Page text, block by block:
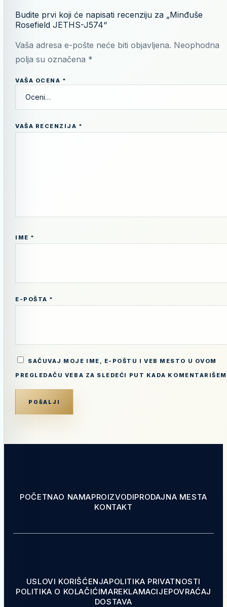
Budite prvi koji će napisati recenziju za „Minđuše
Rosefield JETHS-J574“
Vaša adresa e-pošte neće biti objavljena. Neophodna
polja su označena *
VAŠA OCENA *
VAŠA RECENZIJA *
IME *
E-POŠTA *
SAČUVAJ MOJE IME, E-POŠTU I VEB MESTO U OVOM
PREGLEDAČU VEBA ZA SLEDEĆI PUT KADA
POČETNAO NAMAPROIZVODIPRODAJNA MESTA
KONTAKT
USLOVI KORIŠĆENJAPOLITIKA PRIVATNOSTI
POLITIKA O KOLAČIĆIMAREKLAMACIJEPOVRAĆAJ
DOSTAVA